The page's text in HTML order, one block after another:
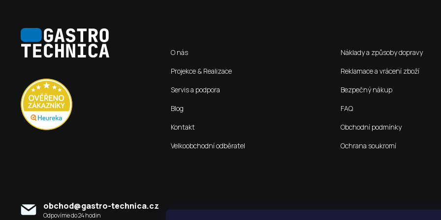
O nás
Projekce & Realizace
Servis a podpora
Blog
Kontakt
Velkoobchodní odběratel
Náklady a způsoby dopravy
Reklamace a vrácení zboží
Bezpečný nákup
FAQ
Obchodní podmínky
Ochrana soukromí
obchod@gastro-technica.cz